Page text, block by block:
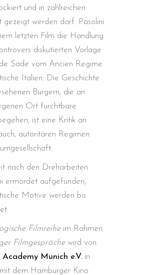
und in zahlreichen
gezeigt werden darf. Pasolini
letzten Film die Handlung
diskutierten Vorlage
Sade vom Ancien Regime
Italien: Die Geschichte
Bürgern, die an
Ort furchtbare
ist eine Kritik an
autoritären Regimen
nach den Dreharbeiten
ermordet aufgefunden,
Motive werden bis
Filmreiheim Rahmen
Filmgesprächewird von
Academy Munich e.V. in
dem Hamburger Kino